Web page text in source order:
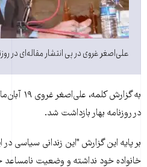
علی‌اصغر غروی در پی انتشار مقاله‌ای در
به گزارش
در روزنامه بهار بازداشت شد.
بر پايه اين گزارش "اين زندانی سياسی
خانواده خود نداشته و وضعيت